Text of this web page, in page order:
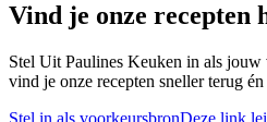
Vind je onze recepten
Stel Uit Paulines Keuken in als
vind je onze recepten sneller terug
Stel in als voorkeursbronDeze link